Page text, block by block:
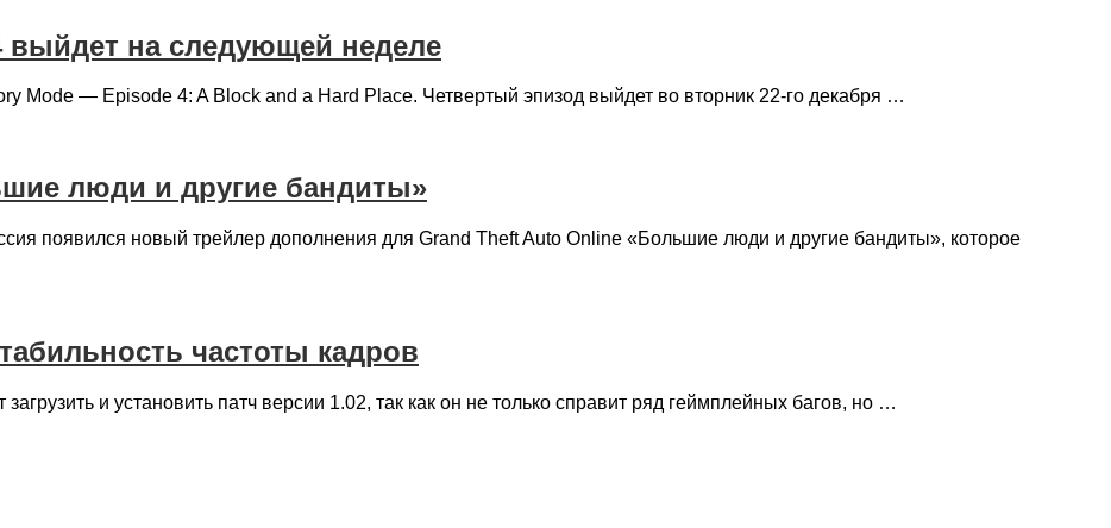
на следующей неделе
Mode — Episode 4: A Block and a Hard Place. Четвертый эпизод выйдет во вторник 22-го декабря …
люди и другие бандиты»
появился новый трейлер дополнения для Grand Theft Auto Online «Большие люди и другие бандиты», которое
частоты кадров
и установить патч версии 1.02, так как он не только справит ряд геймплейных багов, но …